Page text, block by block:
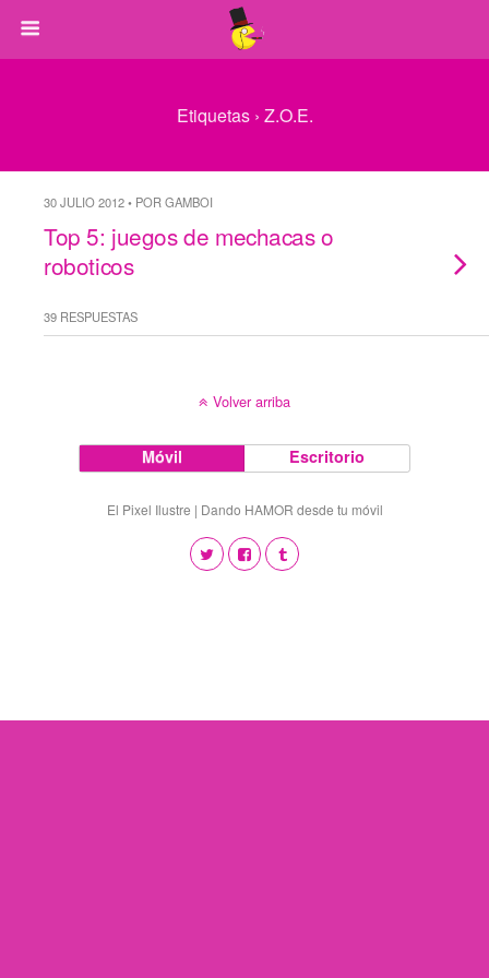
Etiquetas › Z.O.E.
30 JULIO 2012 • POR GAMBOI
Top 5: juegos de mechacas o
roboticos
39 RESPUESTAS
Volver arriba
Móvil Escritorio
El Pixel Ilustre | Dando HAMOR desde tu móvil